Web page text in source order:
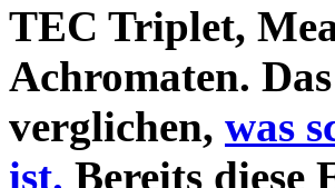
TEC Triplet,
Achromaten.
verglichen, was
ist. Bereits diese